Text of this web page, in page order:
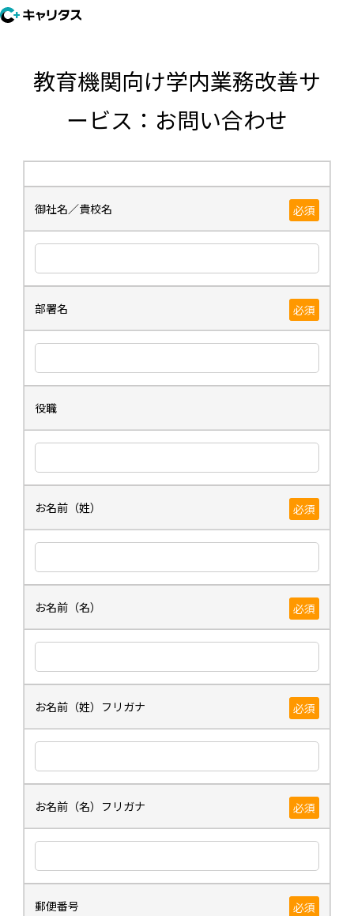
教育機関向け学内業務改善サ
ービス：お問い合わせ
御社名／貴校名 必須
部署名 必須
役職
お名前（姓） 必須
お名前（名） 必須
お名前（姓）フリガナ 必須
お名前（名）フリガナ 必須
郵便番号 必須